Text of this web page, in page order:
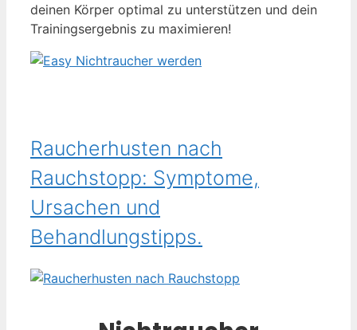
deinen Körper optimal zu unterstützen und dein
Trainingsergebnis zu maximieren!
Raucherhusten nach
Rauchstopp: Symptome,
Ursachen und
Behandlungstipps.